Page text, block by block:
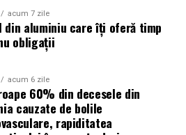
reale. Toate participantele
pe prima pagină a
de un an.
acum 7 zile
din aluminiu care îți oferă timp
obligații
acum 6 zile
60% din decesele din
cauzate de bolile
rapiditatea